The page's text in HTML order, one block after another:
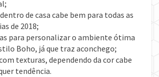
de casa cabe bem para todas as
de 2018;
para personalizar o ambiente ótima
Boho, já que traz aconchego;
texturas, dependendo da cor cabe
tendência.